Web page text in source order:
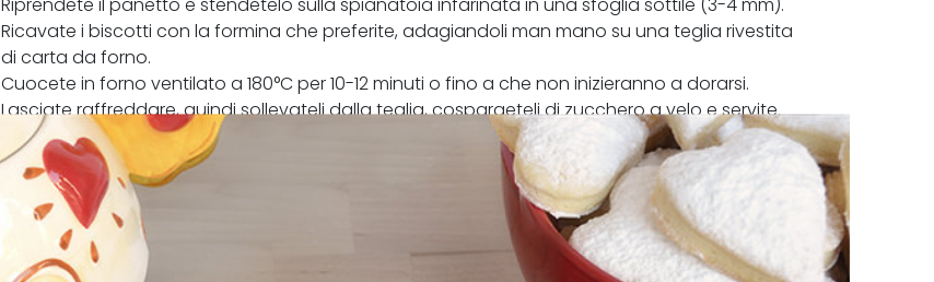
Riprendete il panetto e stendetelo sulla spianatoia infarinata in una sfoglia sottile (3-4 mm).
Ricavate i biscotti con la formina che preferite, adagiandoli man mano su una teglia rivestita
di carta da forno.
Cuocete in forno ventilato a 180°C per 10-12 minuti o fino a che non inizieranno a dorarsi.
Lasciate raffreddare, quindi sollevateli dalla teglia, cospargeteli di zucchero a velo e servite.